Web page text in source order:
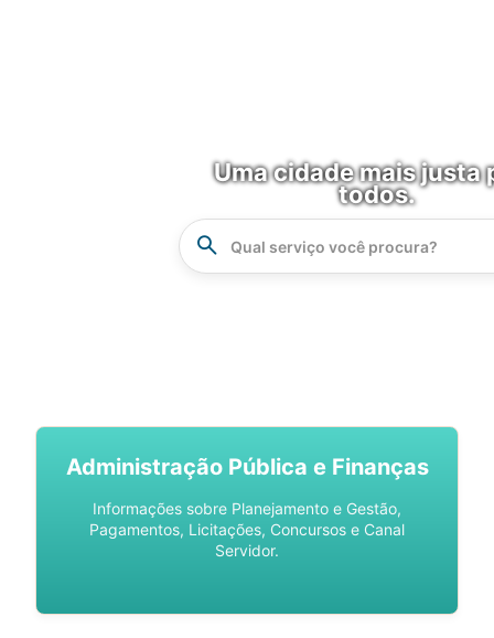
Uma cidade mais justa
todos.
Administração Pública e Finanças
Informações sobre Planejamento e Gestão,
Pagamentos, Licitações, Concursos e Canal
Servidor.